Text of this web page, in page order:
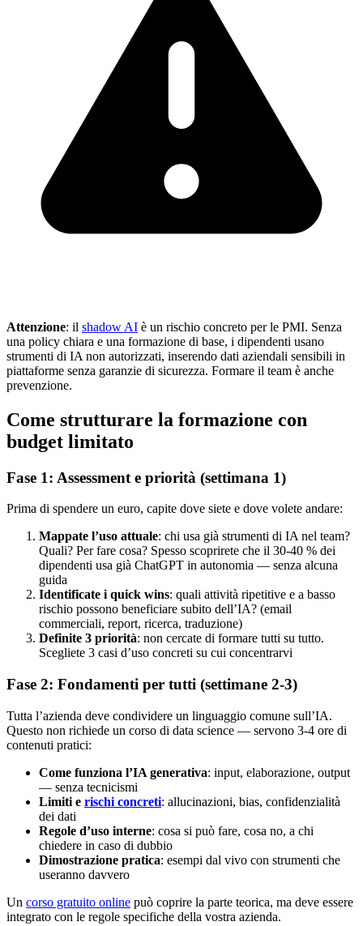
Attenzione: il shadow AI è un rischio concreto per le PMI. Senza
una policy chiara e una formazione di base, i dipendenti usano
strumenti di IA non autorizzati, inserendo dati aziendali sensibili in
piattaforme senza garanzie di sicurezza. Formare il team è anche
prevenzione.
Come strutturare la formazione con
budget limitato
Fase 1: Assessment e priorità (settimana 1)
Prima di spendere un euro, capite dove siete e dove volete andare:
Mappate l’uso attuale: chi usa già strumenti di IA nel team?
Quali? Per fare cosa? Spesso scoprirete che il 30-40 % dei
dipendenti usa già ChatGPT in autonomia — senza alcuna
guida
Identificate i quick wins: quali attività ripetitive e a basso
rischio possono beneficiare subito dell’IA? (email
commerciali, report, ricerca, traduzione)
Definite 3 priorità: non cercate di formare tutti su tutto.
Scegliete 3 casi d’uso concreti su cui concentrarvi
Fase 2: Fondamenti per tutti (settimane 2-3)
Tutta l’azienda deve condividere un linguaggio comune sull’IA.
Questo non richiede un corso di data science — servono 3-4 ore di
contenuti pratici:
Come funziona l’IA generativa: input, elaborazione, output
— senza tecnicismi
Limiti e rischi concreti: allucinazioni, bias, confidenzialità
dei dati
Regole d’uso interne: cosa si può fare, cosa no, a chi
chiedere in caso di dubbio
Dimostrazione pratica: esempi dal vivo con strumenti che
useranno davvero
Un corso gratuito online può coprire la parte teorica, ma deve essere
integrato con le regole specifiche della vostra azienda.